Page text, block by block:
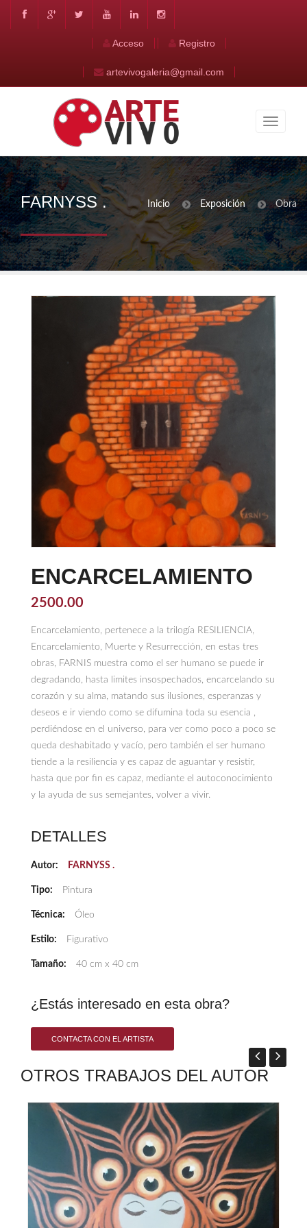
Acceso Registro
artevivogaleria@gmail.com
FARNYSS . Inicio Exposición Obra
ENCARCELAMIENTO
2500.00
Encarcelamiento, pertenece a la trilogía RESILIENCIA,
Encarcelamiento, Muerte y Resurrección, en estas tres
obras, FARNIS muestra como el ser humano se puede ir
degradando, hasta limites insospechados, encarcelando su
corazón y su alma, matando sus ilusiones, esperanzas y
deseos e ir viendo como se difumina toda su esencia ,
perdiéndose en el universo, para ver como poco a poco se
queda deshabitado y vacío, pero también el ser humano
tiende a la resiliencia y es capaz de aguantar y resistir,
hasta que por fin es capaz, mediante el autoconocimiento
y la ayuda de sus semejantes, volver a vivir.
DETALLES
Autor: FARNYSS .
Tipo: Pintura
Técnica: Óleo
Estilo: Figurativo
Tamaño: 40 cm x 40 cm
¿Estás interesado en esta obra?
CONTACTA CON EL ARTISTA
OTROS TRABAJOS DEL AUTOR